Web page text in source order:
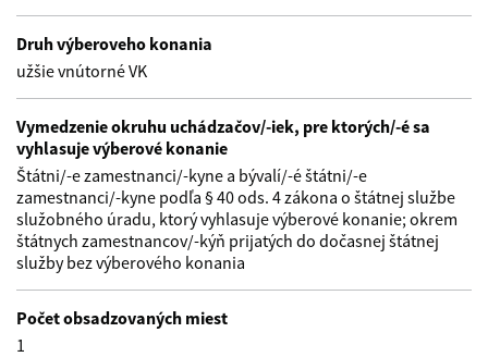
Druh výberoveho konania
užšie vnútorné VK
Vymedzenie okruhu uchádzačov/-iek, pre ktorých/-é sa
vyhlasuje výberové konanie
Štátni/-e zamestnanci/-kyne a bývalí/-é štátni/-e
zamestnanci/-kyne podľa § 40 ods. 4 zákona o štátnej službe
služobného úradu, ktorý vyhlasuje výberové konanie; okrem
štátnych zamestnancov/-kýň prijatých do dočasnej štátnej
služby bez výberového konania
Počet obsadzovaných miest
1